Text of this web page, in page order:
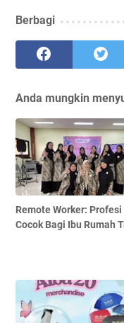
Berbagi
Anda mungkin
Remote Worker: Profesi
Cocok Bagi Ibu Rumah